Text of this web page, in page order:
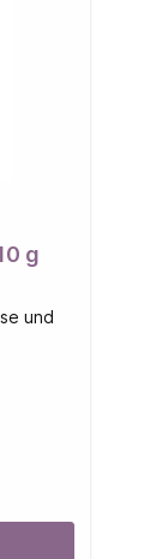
g
und